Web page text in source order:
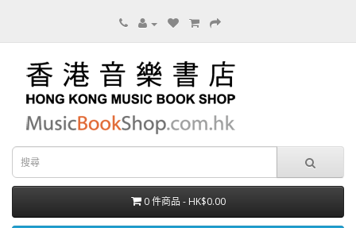
0 件商品 - HK$0.00